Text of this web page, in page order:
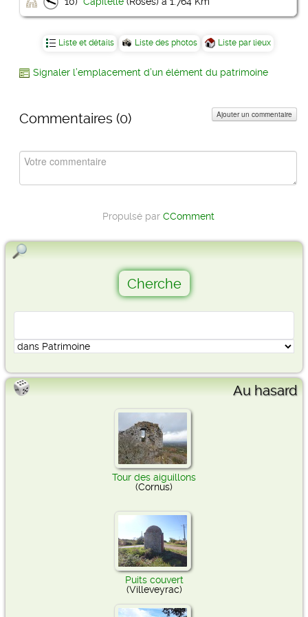
Liste et détails Liste des photos Liste par lieux
Signaler l’emplacement d’un élément du patrimoine
Commentaires (0) Ajouter un commentaire
Propulsé par CComment
Au hasard
Tour des aiguillons
(Cornus)
Puits couvert
(Villeveyrac)